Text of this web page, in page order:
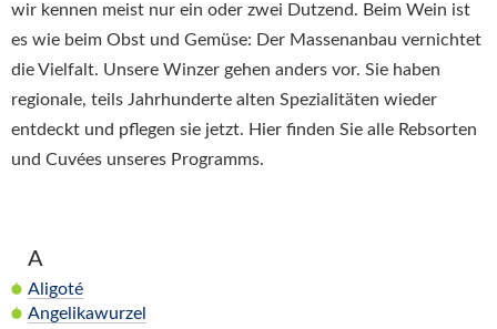
wir kennen meist nur ein oder zwei Dutzend. Beim Wein ist
es wie beim Obst und Gemüse: Der Massenanbau vernichtet
die Vielfalt. Unsere Winzer gehen anders vor. Sie haben
regionale, teils Jahrhunderte alten Spezialitäten wieder
entdeckt und pflegen sie jetzt. Hier finden Sie alle Rebsorten
und Cuvées unseres Programms.
A
Aligoté
Angelikawurzel